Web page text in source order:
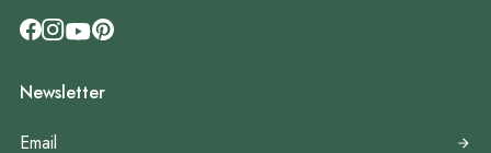
Newsletter